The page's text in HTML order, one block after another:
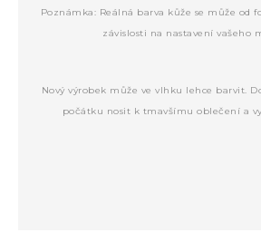
Poznámka: Reálná barva kůže se může od
závislosti na nastavení vašeho
Nový výrobek může ve vlhku lehce barvit.
počátku nosit k tmavšímu oblečení a